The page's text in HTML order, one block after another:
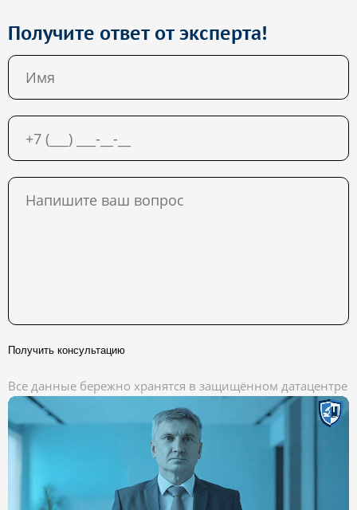
Получите ответ от эксперта!
Получить консультацию
Все данные бережно хранятся в защищённом датацентре